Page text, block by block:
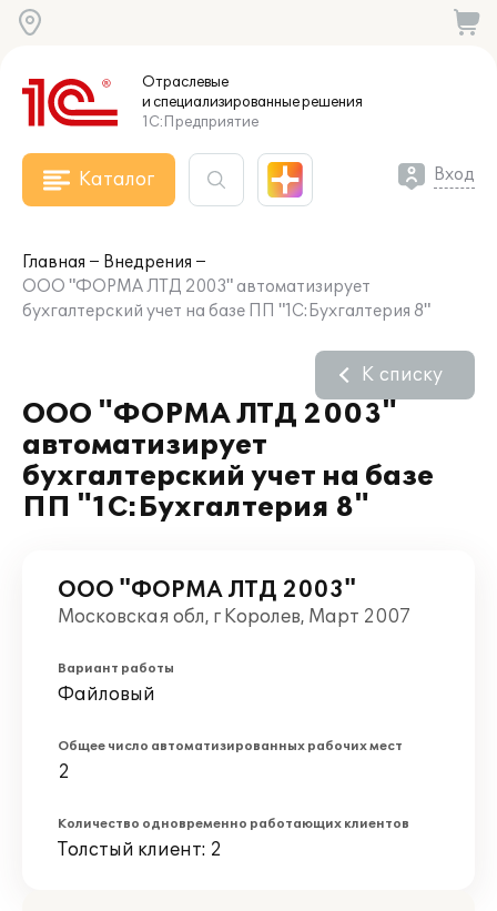
Отраслевые
и специализированныерешения
1С:Предприятие
Каталог Вход
Главная
Внедрения
ООО "ФОРМА ЛТД 2003" автоматизирует
бухгалтерский учет на базе ПП "1С:Бухгалтерия 8"
ООО "ФОРМА ЛТД 2003"
автоматизирует
бухгалтерский учет на базе
ПП "1С:Бухгалтерия 8"
К списку
ООО "ФОРМА ЛТД 2003"
Московская обл, г Королев, Март 2007
Вариант работы
Файловый
Общее число автоматизированных рабочих мест
2
Количество одновременно работающих клиентов
Толстый клиент: 2